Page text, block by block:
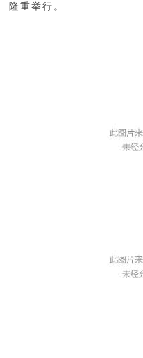
隆重举行。